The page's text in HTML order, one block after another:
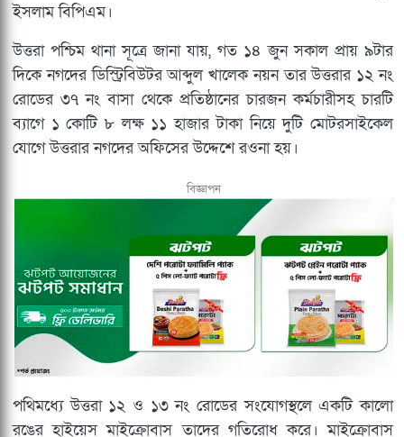
ইসলাম বিপিএম।
উত্তরা পশ্চিম থানা সূত্রে জানা যায়, গত ১৪ জুন সকাল প্রায় ৯টার
দিকে নগদের ডিস্ট্রিবিউটর আব্দুল খালেক নয়ন তার উত্তরার ১২ নং
রোডের ৩৭ নং বাসা থেকে প্রতিষ্ঠানের চারজন কর্মচারীসহ চারটি
ব্যাগে ১ কোটি ৮ লক্ষ ১১ হাজার টাকা নিয়ে দুটি মোটরসাইকেল
যোগে উত্তরার নগদের অফিসের উদ্দেশে রওনা হয়।
বিজ্ঞাপন
পথিমধ্যে উত্তরা ১২ ও ১৩ নং রোডের সংযোগস্থলে একটি কালো
রঙের হাইয়েস মাইক্রোবাস তাদের গতিরোধ করে। মাইক্রোবাস